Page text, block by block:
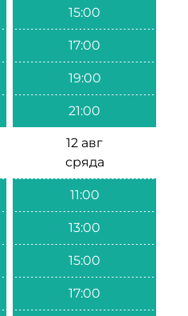
15:00
17:00
19:00
21:00
12 авг
сряда
11:00
13:00
15:00
17:00